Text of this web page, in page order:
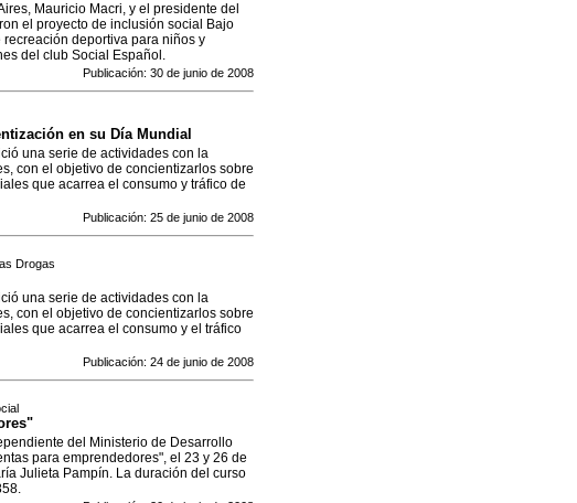
Mauricio Macri, y el presidente del
el proyecto de inclusión social Bajo
deportiva para niños y
del club Social Español.
Publicación: 30 de junio de 2008
en su Día Mundial
una serie de actividades con la
con el objetivo de concientizarlos sobre
que acarrea el consumo y tráfico de
Publicación: 25 de junio de 2008
Drogas
una serie de actividades con la
con el objetivo de concientizarlos sobre
que acarrea el consumo y el tráfico
Publicación: 24 de junio de 2008
del Ministerio de Desarrollo
para emprendedores", el 23 y 26 de
Julieta Pampín. La duración del curso